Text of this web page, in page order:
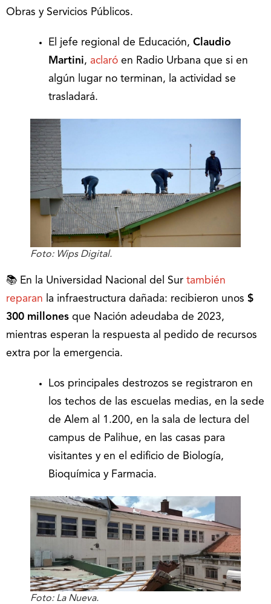
Obras y Servicios Públicos.
El jefe regional de Educación, Claudio
Martini, aclaró en Radio Urbana que si en
algún lugar no terminan, la actividad se
trasladará.
Foto: Wips Digital.
📚 En la Universidad Nacional del Sur también
reparan la infraestructura dañada: recibieron unos $
300 millones que Nación adeudaba de 2023,
mientras esperan la respuesta al pedido de recursos
extra por la emergencia.
Los principales destrozos se registraron en
los techos de las escuelas medias, en la sede
de Alem al 1.200, en la sala de lectura del
campus de Palihue, en las casas para
visitantes y en el edificio de Biología,
Bioquímica y Farmacia.
Foto: La Nueva.